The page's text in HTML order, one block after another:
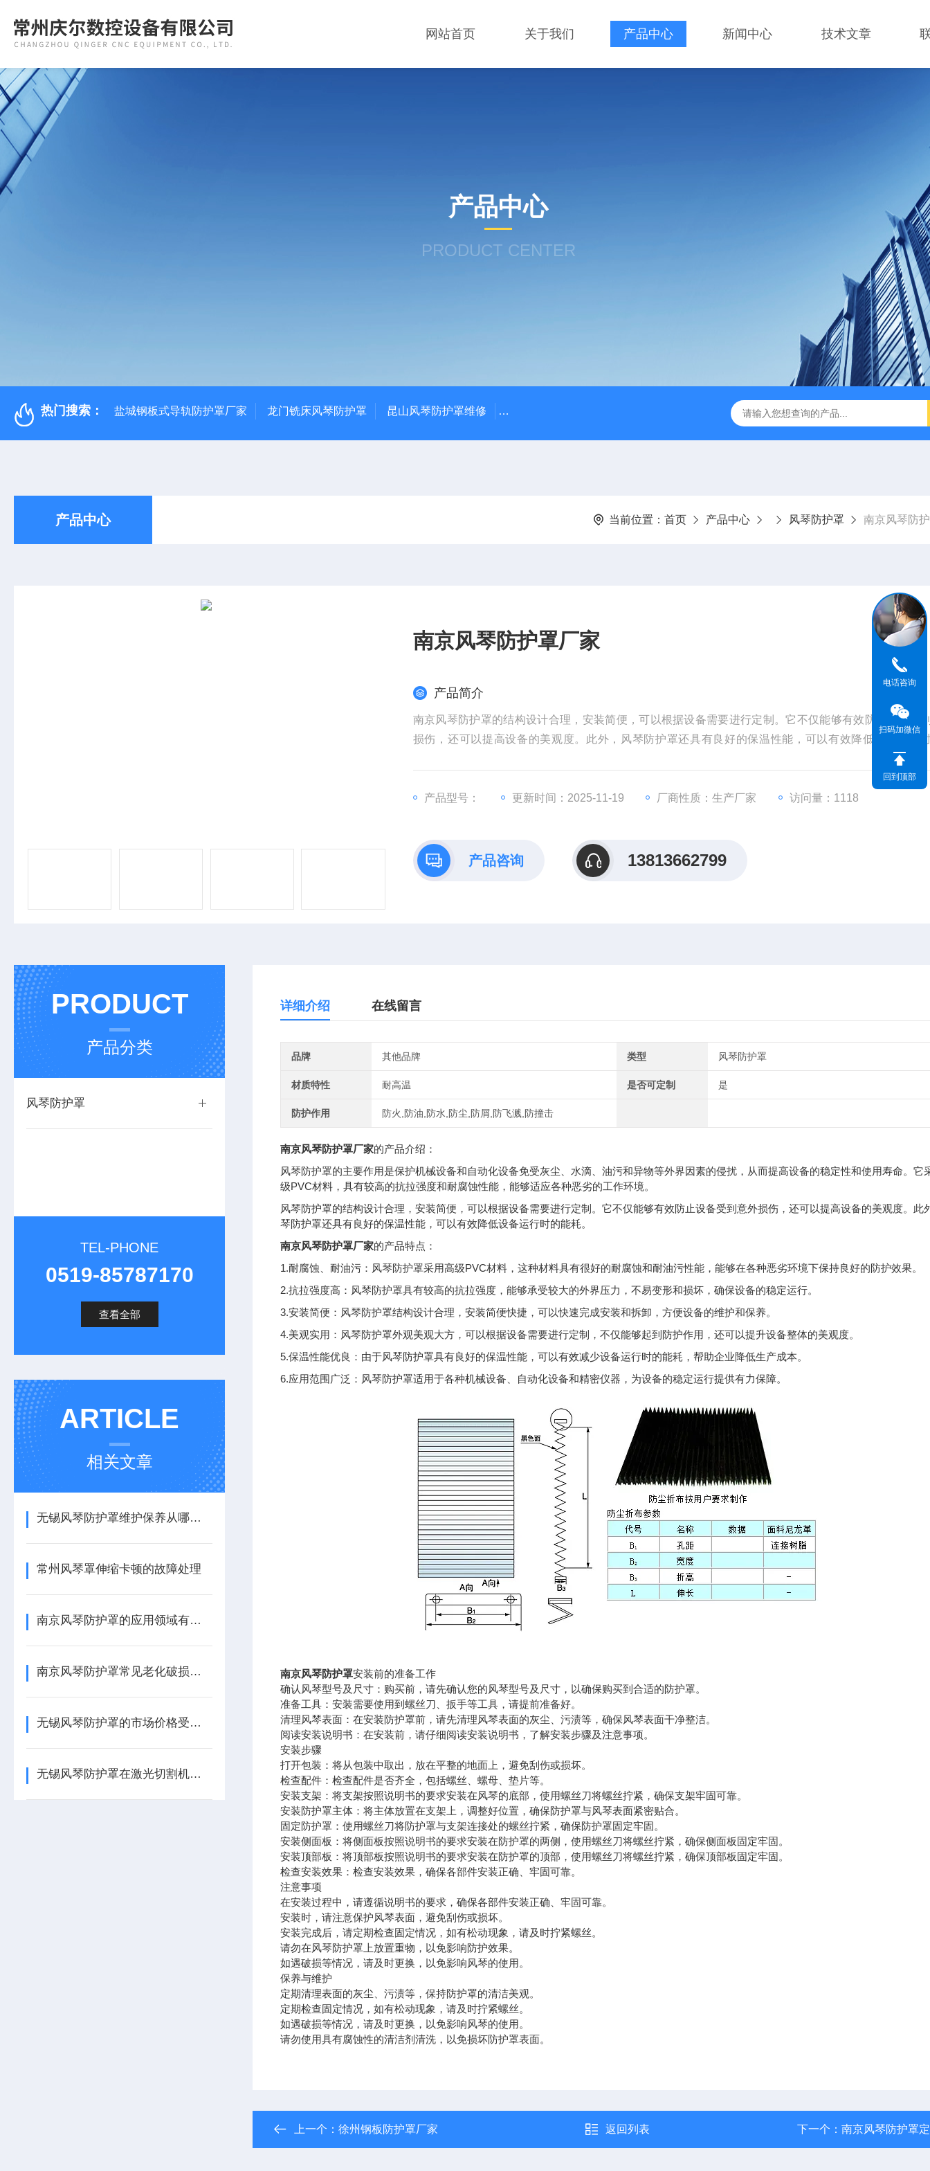
网站首页 关于我们 产品中心 新闻中心 技术文章
产品中心
PRODUCT CENTER
热门搜索： 盐城钢板式导轨防护罩厂家 龙门铣床风琴防护罩 昆山风琴防护罩维修 常州排屑机-常州庆尔数控设备有限公司 常州钢板防护罩 常州风琴防护罩定制
产品中心 当前位置： 首页 产品中心 风琴防护罩 南京风琴防
南京风琴防护罩厂家
产品简介
南京风琴防护罩的结构设计合理，安装简便，可以根据设备需要进行定制。它不仅能够有效防止设备受
损伤，还可以提高设备的美观度。此外，风琴防护罩还具有良好的保温性能，可以有效降低设备运行
产品型号： 更新时间：2025-11-19 厂商性质：生产厂家 访问量：1118
产品咨询 13813662799
PRODUCT
产品分类
风琴防护罩
TEL-PHONE
0519-85787170
查看全部
ARTICLE
相关文章
无锡风琴防护罩维护保养从哪里着手？
常州风琴罩伸缩卡顿的故障处理
南京风琴防护罩的应用领域有哪些？
南京风琴防护罩常见老化破损故障排查与解决
无锡风琴防护罩的市场价格受哪些因素影响？
无锡风琴防护罩在激光切割机高温工况中的应用
详细介绍 在线留言
品牌 其他品牌 类型 风琴防护罩
材质特性 耐高温 是否可定制 是
防护作用 防火,防油,防水,防尘,防屑,防飞溅,防撞击
南京风琴防护罩厂家的产品介绍：
风琴防护罩的主要作用是保护机械设备和自动化设备免受灰尘、水滴、油污和异物等外界因素的侵扰，从而提高设备的稳定性和使用寿命。它
级PVC材料，具有较高的抗拉强度和耐腐蚀性能，能够适应各种恶劣的工作环境。
风琴防护罩的结构设计合理，安装简便，可以根据设备需要进行定制。它不仅能够有效防止设备受到意外损伤，还可以提高设备的美观度。此
琴防护罩还具有良好的保温性能，可以有效降低设备运行时的能耗。
南京风琴防护罩厂家的产品特点：
1.耐腐蚀、耐油污：风琴防护罩采用高级PVC材料，这种材料具有很好的耐腐蚀和耐油污性能，能够在各种恶劣环境下保持良好的防护效果。
2.抗拉强度高：风琴防护罩具有较高的抗拉强度，能够承受较大的外界压力，不易变形和损坏，确保设备的稳定运行。
3.安装简便：风琴防护罩结构设计合理，安装简便快捷，可以快速完成安装和拆卸，方便设备的维护和保养。
4.美观实用：风琴防护罩外观美观大方，可以根据设备需要进行定制，不仅能够起到防护作用，还可以提升设备整体的美观度。
5.保温性能优良：由于风琴防护罩具有良好的保温性能，可以有效减少设备运行时的能耗，帮助企业降低生产成本。
6.应用范围广泛：风琴防护罩适用于各种机械设备、自动化设备和精密仪器，为设备的稳定运行提供有力保障。
南京风琴防护罩安装前的准备工作
确认风琴型号及尺寸：购买前，请先确认您的风琴型号及尺寸，以确保购买到合适的防护罩。
准备工具：安装需要使用到螺丝刀、扳手等工具，请提前准备好。
清理风琴表面：在安装防护罩前，请先清理风琴表面的灰尘、污渍等，确保风琴表面干净整洁。
阅读安装说明书：在安装前，请仔细阅读安装说明书，了解安装步骤及注意事项。
安装步骤
打开包装：将从包装中取出，放在平整的地面上，避免刮伤或损坏。
检查配件：检查配件是否齐全，包括螺丝、螺母、垫片等。
安装支架：将支架按照说明书的要求安装在风琴的底部，使用螺丝刀将螺丝拧紧，确保支架牢固可靠。
安装防护罩主体：将主体放置在支架上，调整好位置，确保防护罩与风琴表面紧密贴合。
固定防护罩：使用螺丝刀将防护罩与支架连接处的螺丝拧紧，确保防护罩固定牢固。
安装侧面板：将侧面板按照说明书的要求安装在防护罩的两侧，使用螺丝刀将螺丝拧紧，确保侧面板固定牢固。
安装顶部板：将顶部板按照说明书的要求安装在防护罩的顶部，使用螺丝刀将螺丝拧紧，确保顶部板固定牢固。
检查安装效果：检查安装效果，确保各部件安装正确、牢固可靠。
注意事项
在安装过程中，请遵循说明书的要求，确保各部件安装正确、牢固可靠。
安装时，请注意保护风琴表面，避免刮伤或损坏。
安装完成后，请定期检查固定情况，如有松动现象，请及时拧紧螺丝。
请勿在风琴防护罩上放置重物，以免影响防护效果。
如遇破损等情况，请及时更换，以免影响风琴的使用。
保养与维护
定期清理表面的灰尘、污渍等，保持防护罩的清洁美观。
定期检查固定情况，如有松动现象，请及时拧紧螺丝。
如遇破损等情况，请及时更换，以免影响风琴的使用。
请勿使用具有腐蚀性的清洁剂清洗，以免损坏防护罩表面。
上一个： 徐州钢板防护罩厂家 返回列表 下一个： 南京风琴防护罩
电话咨询
扫码加微信
回到顶部